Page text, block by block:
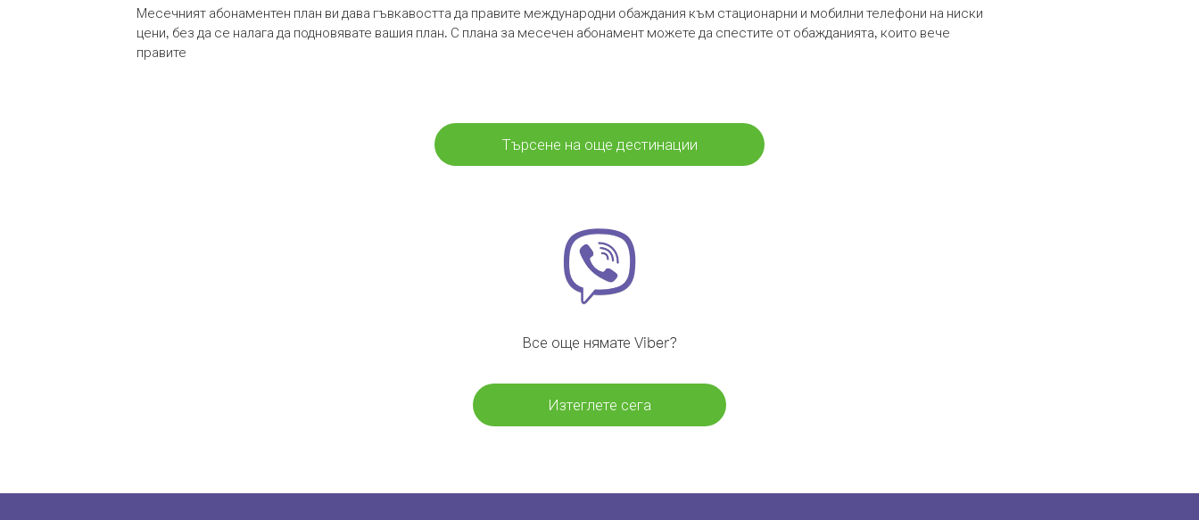
Месечният абонаментен план ви дава гъвкавостта да правите международни обаждания към стационарни и мобилни телефони на ниски
цени, без да се налага да подновявате вашия план. С плана за месечен абонамент можете да спестите от обажданията, които вече
правите
Търсене на още дестинации
Все още нямате Viber?
Изтеглете сега